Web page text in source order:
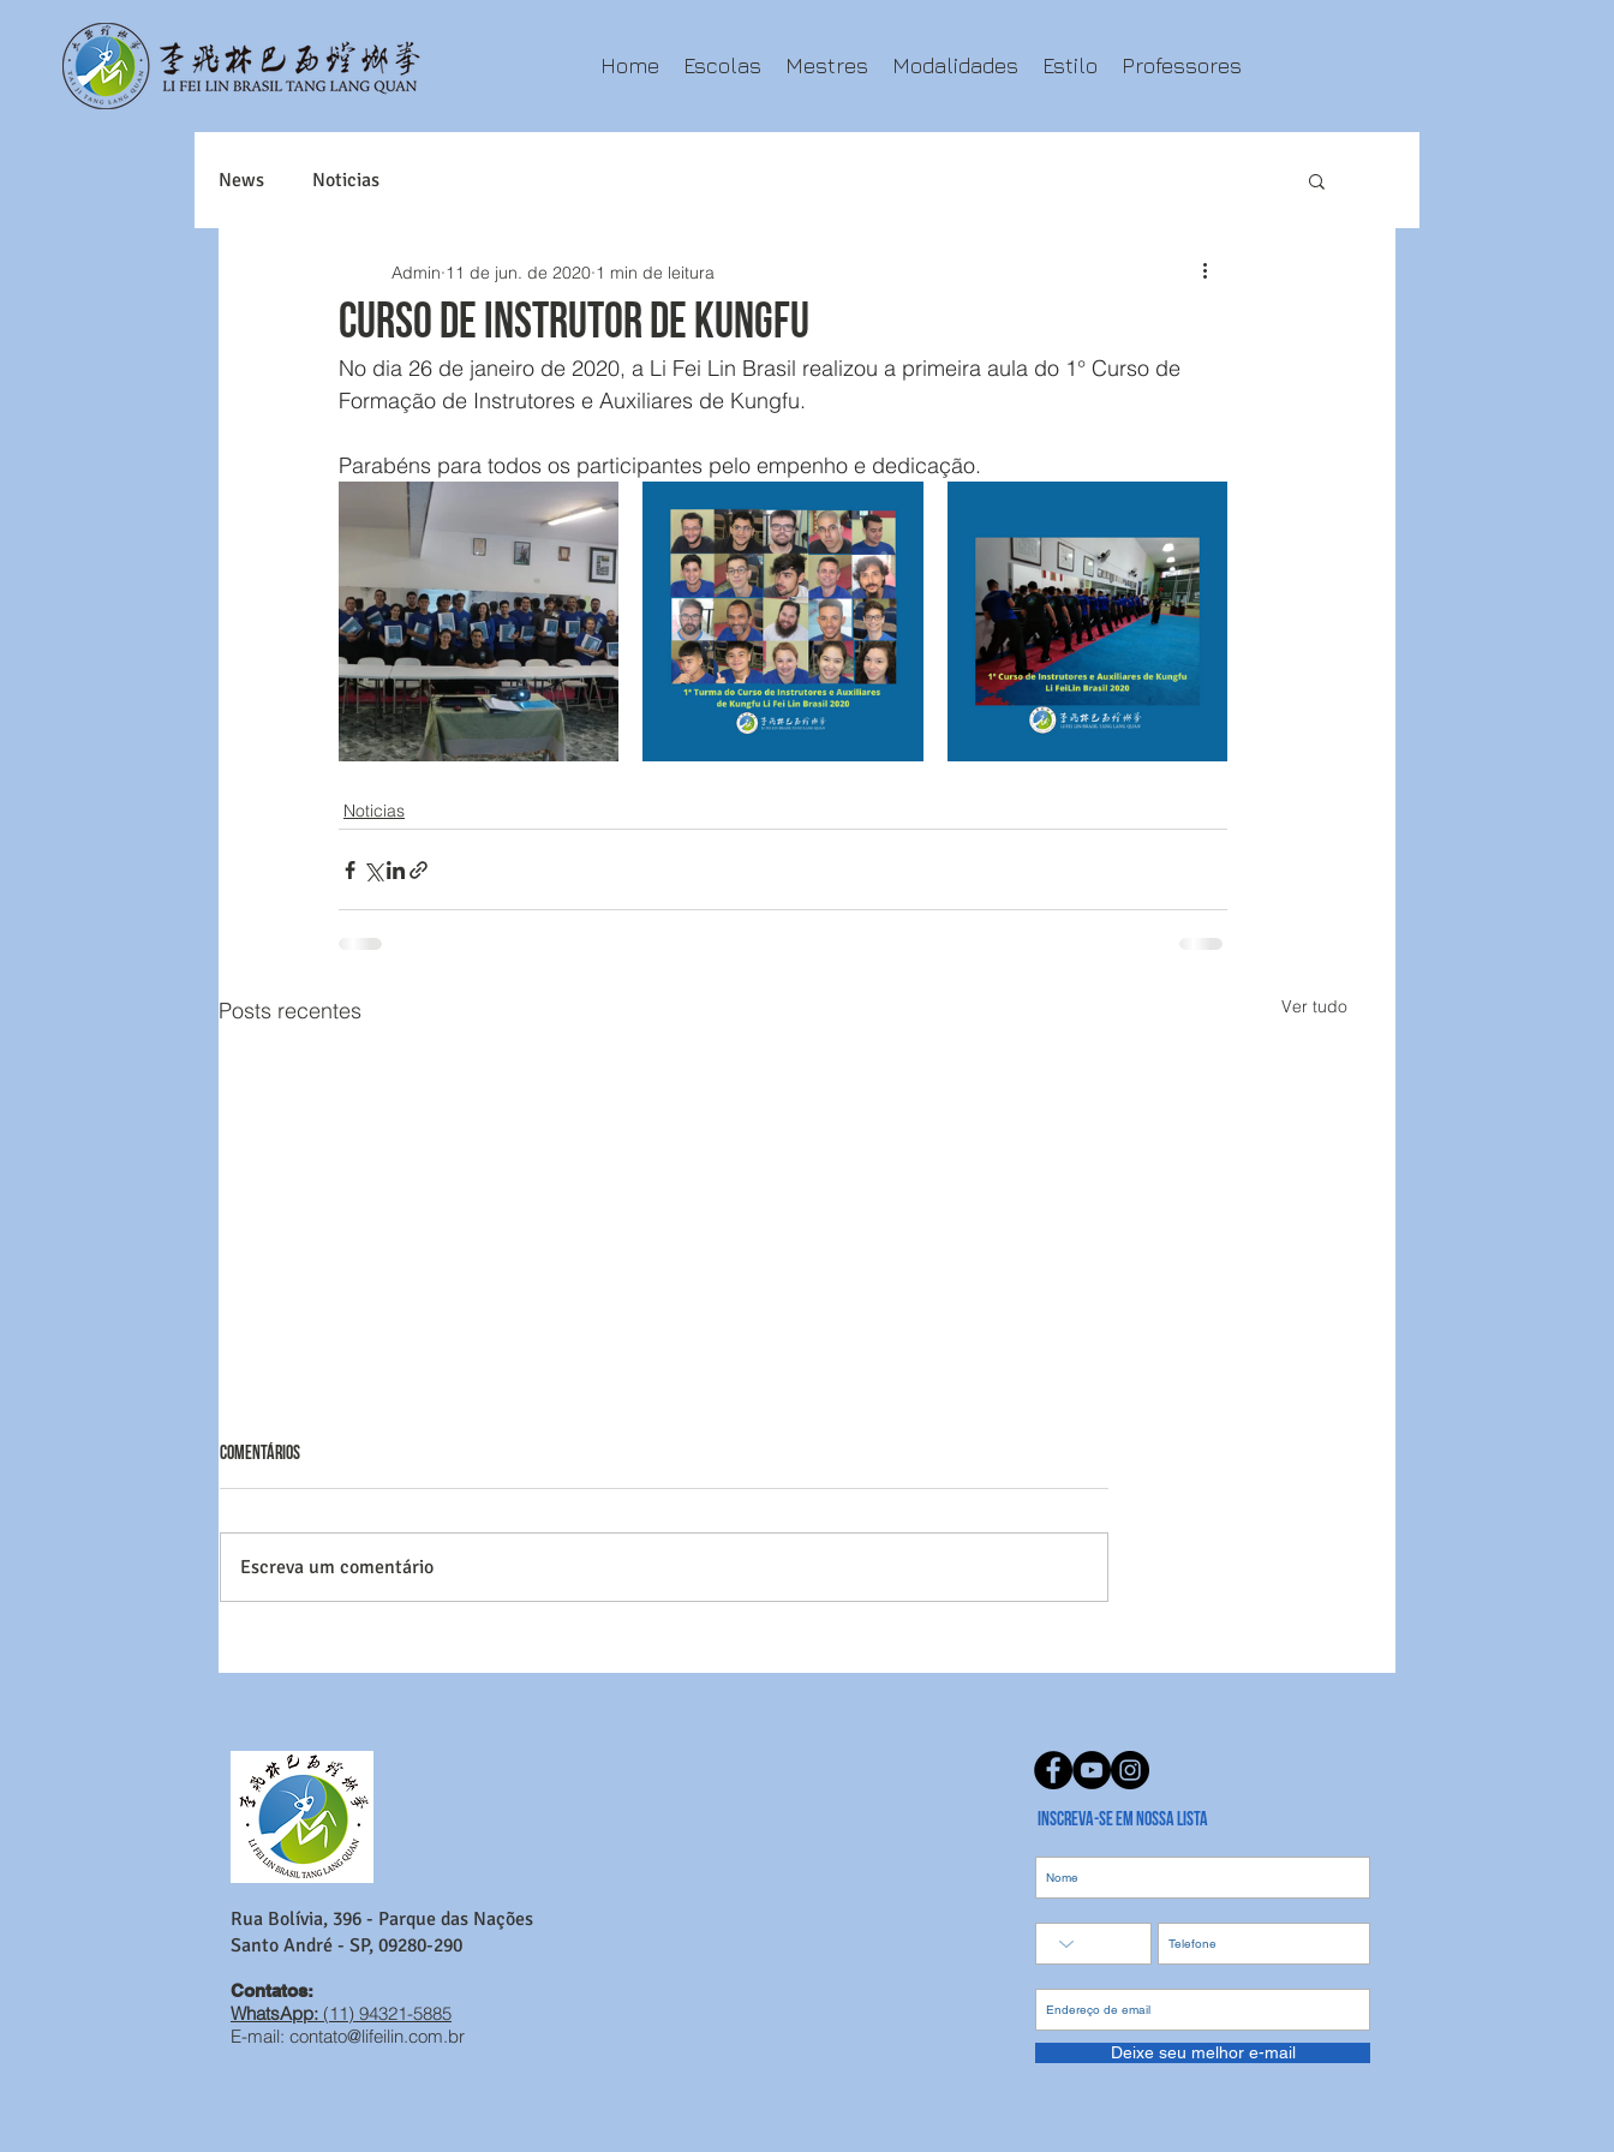
Home Escolas Mestres Modalidades Estilo Professores
News Noticias
CURSO DE INSTRUTOR DE KUNGFU
Admin 11 de jun. de 2020 1 min de leitura
No dia 26 de janeiro de 2020, a Li Fei Lin Brasil realizou a primeira aula do 1° Curso de
Formação de Instrutores e Auxiliares de Kungfu.
Parabéns para todos os participantes pelo empenho e dedicação.
Noticias
Posts recentes Ver tudo
Comentários
Escreva um comentário
Rua Bolívia, 396 - Parque das Nações
Santo André - SP, 09280-290
Contatos:
WhatsApp: (11) 94321-5885
E-mail: contato@lifeilin.com.br
Inscreva-se em nossa lista
Deixe seu melhor e-mail